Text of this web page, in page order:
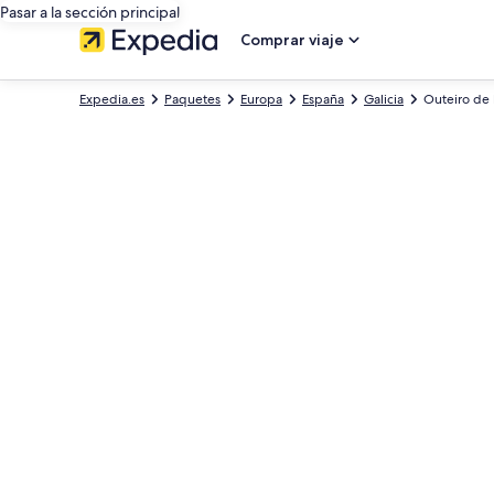
Pasar a la sección principal
Comprar viaje
Outeiro de
Galicia
España
Europa
Paquetes
Expedia.es